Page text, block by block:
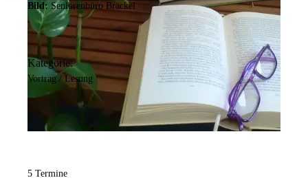
Bild: Seniorenbüro Brackel
Kategorie:
Vortrag / Lesung
5 Termine